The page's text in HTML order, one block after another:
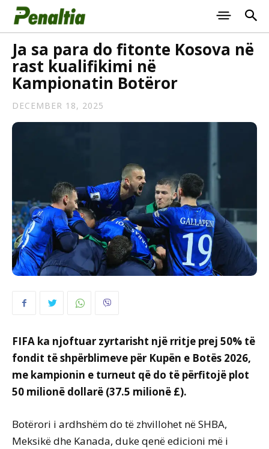
Ja sa para do fitonte Kosova në
rast kualifikimi në
Kampionatin Botëror
DECEMBER 18, 2025
FIFA ka njoftuar zyrtarisht një rritje prej 50% të
fondit të shpërblimeve për Kupën e Botës 2026,
me kampionin e turneut që do të përfitojë plot
50 milionë dollarë (37.5 milionë £).
Botërori i ardhshëm do të zhvillohet në SHBA,
Meksikë dhe Kanada, duke qenë edicioni më i